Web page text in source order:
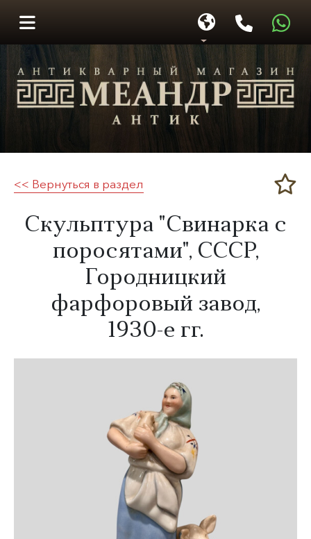
Меандр-Антик
<< Вернуться в раздел
​Скульптура "Свинарка с
поросятами", СССР,
Городницкий
фарфоровый завод,
1930-е гг.